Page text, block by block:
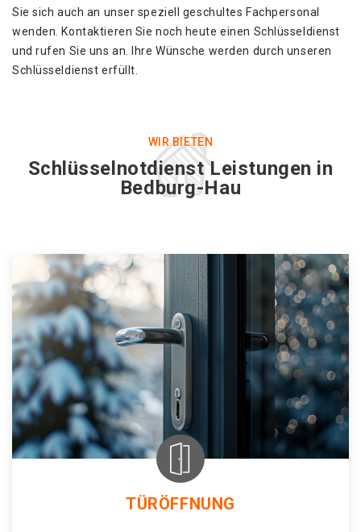
Sie sich auch an unser speziell geschultes Fachpersonal
wenden. Kontaktieren Sie noch heute einen Schlüsseldienst
und rufen Sie uns an. Ihre Wünsche werden durch unseren
Schlüsseldienst erfüllt.
WIR BIETEN
Schlüsselnotdienst Leistungen in
Bedburg-Hau
TÜRÖFFNUNG